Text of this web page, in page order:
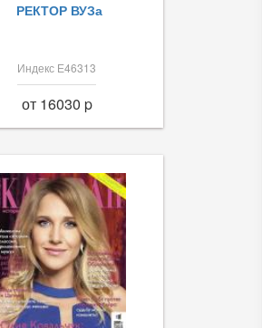
РЕКТОР ВУЗа
Индекс Е46313
от 16030 p